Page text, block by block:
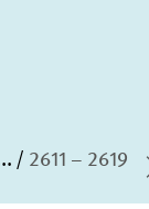
2611 – 2619